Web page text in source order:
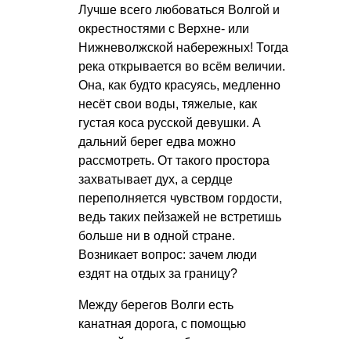
Лучше всего любоваться Волгой и
окрестностями с Верхне- или
Нижневолжской набережных! Тогда
река открывается во всём величии.
Она, как будто красуясь, медленно
несёт свои воды, тяжелые, как
густая коса русской девушки. А
дальний берег едва можно
рассмотреть. От такого простора
захватывает дух, а сердце
переполняется чувством гордости,
ведь таких пейзажей не встретишь
больше ни в одной стране.
Возникает вопрос: зачем люди
ездят на отдых за границу?
Между берегов Волги есть
канатная дорога, с помощью